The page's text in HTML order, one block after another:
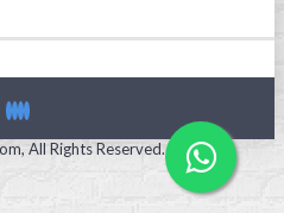
All Rights Reserved.